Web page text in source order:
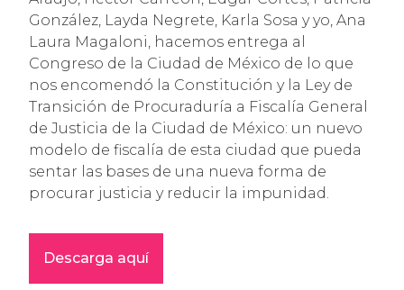
González, Layda Negrete, Karla Sosa y yo, Ana
Laura Magaloni, hacemos entrega al
Congreso de la Ciudad de México de lo que
nos encomendó la Constitución y la Ley de
Transición de Procuraduría a Fiscalía General
de Justicia de la Ciudad de México: un nuevo
modelo de fiscalía de esta ciudad que pueda
sentar las bases de una nueva forma de
procurar justicia y reducir la impunidad.
Descarga aquí